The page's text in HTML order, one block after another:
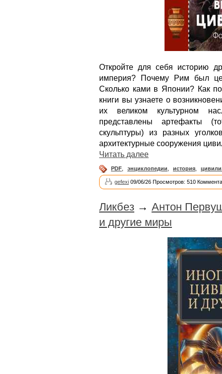
Откройте для себя историю
империя? Почему Рим был
Сколько ками в Японии? Как
книги вы узнаете о
их великом культурном
представлены артефакты
скульптуры) из разных
архитектурные сооружения
Читать далее
PDF энциклопедии история
gefexi 09/06/26 Просмотров: 510
Ликбез → Антон
и другие миры